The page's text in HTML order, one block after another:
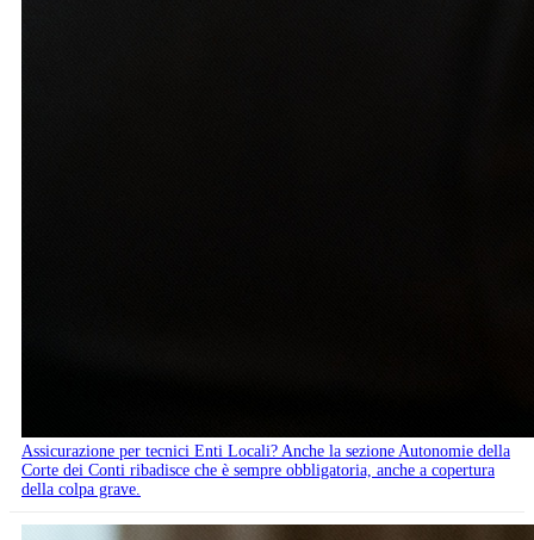
Assicurazione per tecnici Enti Locali? Anche la sezione Autonomie della
Corte dei Conti ribadisce che è sempre obbligatoria, anche a copertura
della colpa grave.